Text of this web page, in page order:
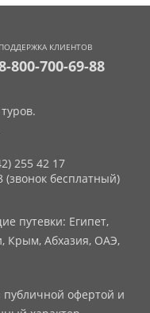
ПОДДЕРЖКА КЛИЕНТОВ
800-700-69-88
255 42 17
бесплатный)
путевки: Египет,
Крым, Абхазия, ОАЭ,
офертой и